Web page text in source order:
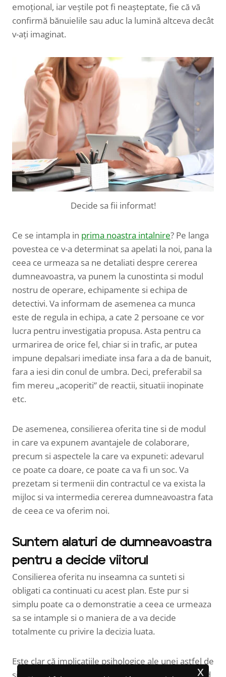
x
emoțional, iar veștile pot fi neașteptate, fie că vă
confirmă bănuielile sau aduc la lumină altceva decât
v-ați imaginat.
Decide sa fii informat!
Ce se intampla in prima noastra intalnire? Pe langa
povestea ce v-a determinat sa apelati la noi, pana la
ceea ce urmeaza sa ne detaliati despre cererea
dumneavoastra, va punem la cunostinta si modul
nostru de operare, echipamente si echipa de
detectivi. Va informam de asemenea ca munca
este de regula in echipa, a cate 2 persoane ce vor
lucra pentru investigatia propusa. Asta pentru ca
urmarirea de orice fel, chiar si in trafic, ar putea
impune depalsari imediate insa fara a da de banuit,
fara a iesi din conul de umbra. Deci, preferabil sa
fim mereu „acoperiti” de reactii, situatii inopinate
etc.
De asemenea, consilierea oferita tine si de modul
in care va expunem avantajele de colaborare,
precum si aspectele la care va expuneti: adevarul
ce poate ca doare, ce poate ca va fi un soc. Va
prezetam si termenii din contractul ce va exista la
mijloc si va intermedia cererea dumneavoastra fata
de ceea ce va oferim noi.
Suntem alaturi de dumneavoastra
pentru a decide viitorul
Consilierea oferita nu inseamna ca sunteti si
obligati ca continuati cu acest plan. Este pur si
simplu poate ca o demonstratie a ceea ce urmeaza
sa se intample si o maniera de a va decide
totalmente cu privire la decizia luata.
Este clar că implicațiile psihologice ale unei astfel de